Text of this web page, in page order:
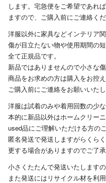
します。宅急便をご希望であれ
ますので、ご購入前にご連絡くだ
洋服以外に家具などインテリア
傷が目立たない物や使用期間の
全て正規品です。
新品ではありませんので小さな
商品をお求めの方は購入をお控え
ご購入前にご連絡をお願いいたし
洋服は試着のみや着用回数の少
本的に新品以外はホームクリー
used品にご理解いただける方の
匿名発送で発送しますがらくら
更する場合がありますのでご了承
小さくたたんで発送いたします
また発送にはリサイクル材を利